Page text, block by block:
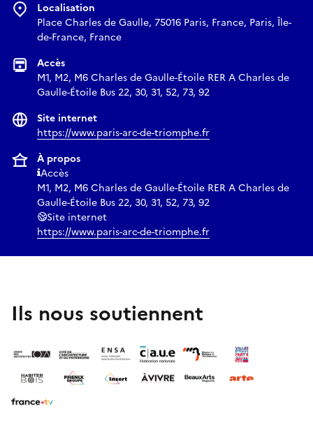
Localisation
Place Charles de Gaulle, 75016 Paris, France, Paris, Île-
de-France, France
Accès
M1, M2, M6 Charles de Gaulle-Étoile RER A Charles de
Gaulle-Étoile Bus 22, 30, 31, 52, 73, 92
Site internet
https://www.paris-arc-de-triomphe.fr
À propos
Accès
M1, M2, M6 Charles de Gaulle-Étoile RER A Charles de
Gaulle-Étoile Bus 22, 30, 31, 52, 73, 92
Site internet
https://www.paris-arc-de-triomphe.fr
Ils nous soutiennent